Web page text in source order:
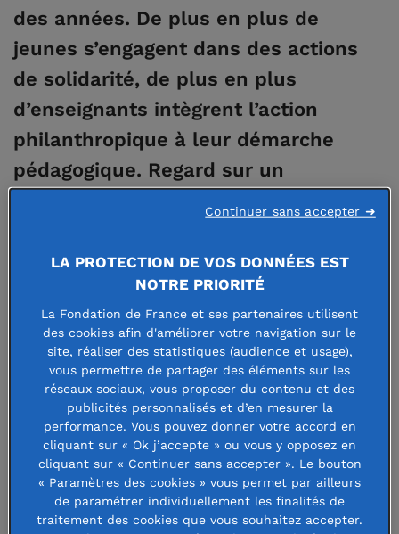
des années. De plus en plus de
jeunes s’engagent dans des actions
de solidarité, de plus en plus
d’enseignants intègrent l’action
philanthropique à leur démarche
pédagogique. Regard sur un
dans un Service civique en 2020, alors que le dispositif fête
Marc Germanangue, directeur général adjoint et directeur
pédagogique de
l’Institut de l’Engagement
. L’Institut
propose un accompagnement individualisé pour des
lauréats issus du Service civique, afin de les aider à saisir
les opportunités professionnelles ouvertes par leur
engagement. «En moyenne, le service civique représente
une expérience de 8 mois, en association ou institution
publique,
explique-t-il
. Une expérience qui transforme ces
jeunes, qui donne du sens à leur vie, qui leur ouvre de
LA PROTECTION DE VOS DONNÉES EST
NOTRE PRIORITÉ
La Fondation de France et ses partenaires utilisent
des cookies afin d'améliorer votre navigation sur le
site, réaliser des statistiques (audience et usage),
vous permettre de partager des éléments sur les
réseaux sociaux, vous proposer du contenu et des
publicités personnalisés et d’en mesurer la
performance. Vous pouvez donner votre accord en
cliquant sur « Ok j’accepte » ou vous y opposez en
cliquant sur « Continuer sans accepter ». Le bouton
« Paramètres des cookies » vous permet par ailleurs
de paramétrer individuellement les finalités de
traitement des cookies que vous souhaitez accepter.
Continuer sans accepter ➜